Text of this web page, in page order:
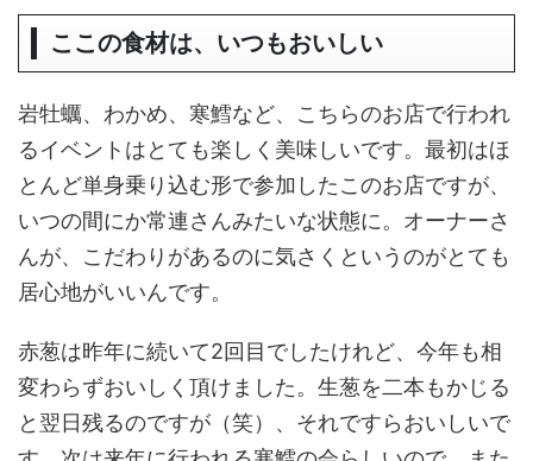
ここの食材は、いつもおいしい
岩牡蠣、わかめ、寒鱈など、こちらのお店で行われ
るイベントはとても楽しく美味しいです。最初はほ
とんど単身乗り込む形で参加したこのお店ですが、
いつの間にか常連さんみたいな状態に。オーナーさ
んが、こだわりがあるのに気さくというのがとても
居心地がいいんです。
赤葱は昨年に続いて2回目でしたけれど、今年も相
変わらずおいしく頂けました。生葱を二本もかじる
と翌日残るのですが（笑）、それですらおいしいで